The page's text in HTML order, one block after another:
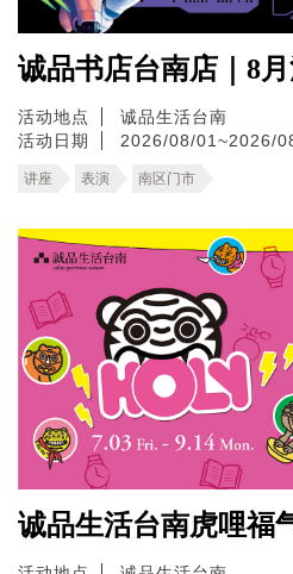
诚品书店台南店｜8
活动地点
诚品生活台南
活动日期
2026/08/01~2026/
讲座 表演 南区门市
诚品生活台南虎哩福